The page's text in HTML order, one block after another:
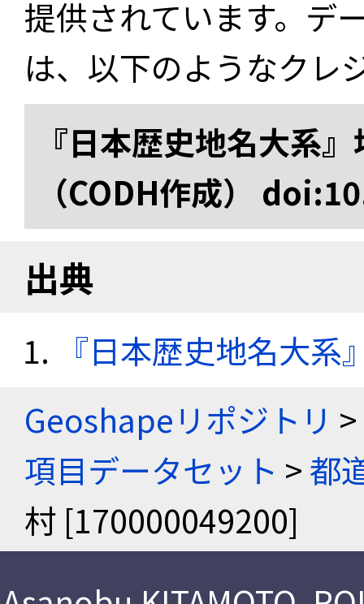
提供されています。デ
は、以下のようなクレ
『日本歴史地名大系
（CODH作成）
出典
『日本歴史地名大
Geoshapeリポジトリ >
項目データセット >都
村 [170000049200]